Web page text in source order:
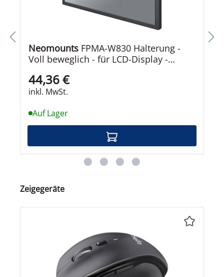
Neomounts
Voll beweglich - für LCD-Display -
44,36 €
inkl. MwSt.
Auf Lager
Produktgalerie überspringen
Zeigegeräte